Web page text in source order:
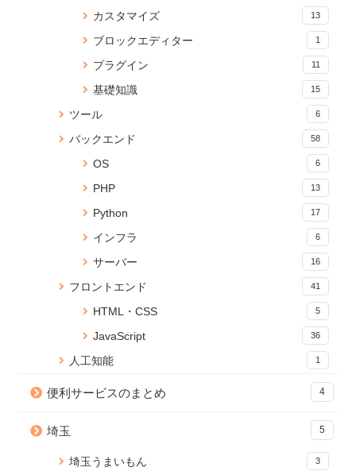
【JavaScript】iframeのコンテ
ンツの読み込みが終わったらイ
ベントを発火する
【無料】ブラウザでPDFに透か
し文字を追加できる「PDF透か
Jupyter Notebookに現在のメモ
Anaconda のアップデートが終
15 views
PDFに画像（ロゴ）を貼ること
ができる無料Webサービス「ピ
タロゴPDFメーカー」を公開し
14 views
WordPress 編集画面を便利にカ
13 views
yml ファイルから Anaconda 仮
想環境をつくる
15967 views
【JavaScript】iframeのコンテ
ンツの読み込みが終わったらイ
Cannot connect to the Docker
daemon でDockerコマンドが効
Reactページの読み込みが終わ
るまでの間ローディングを表示
する
React onClick イベントで引数
を渡す方法
Node.js のバージョンアップ手
順【Mac】
Cocoon SNS フォローボタンを
カスタマイズ
2 views
【React】フォルダ構成のベス
xargsコマンドで標準出力をパ
1 view
PDFに画像（ロゴ）を貼ること
ができる無料Webサービス「ピ
タロゴPDFメーカー」を公開し
【WordPress】SQL テーブルを
カスタマイズ 13
ブロックエディター 1
プラグイン 11
基礎知識 15
ツール 6
バックエンド 58
OS 6
PHP 13
Python 17
インフラ 6
サーバー 16
フロントエンド 41
HTML・CSS 5
JavaScript 36
人工知能 1
便利サービスのまとめ 4
埼玉 5
埼玉うまいもん 3